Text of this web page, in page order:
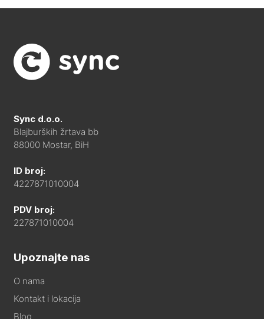
Sync d.o.o.
Blajburških žrtava bb
88000 Mostar, BiH
ID broj:
4227871010004
PDV broj:
227871010004
Upoznajte nas
O nama
Kontakt i lokacija
Blog